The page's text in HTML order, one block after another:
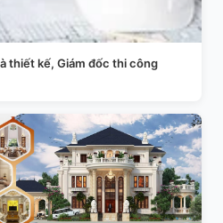
thiết kế, Giám đốc thi công